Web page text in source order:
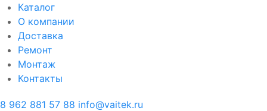
Каталог
О компании
Доставка
Ремонт
Монтаж
Контакты
8 962 881 57 88 info@vaitek.ru